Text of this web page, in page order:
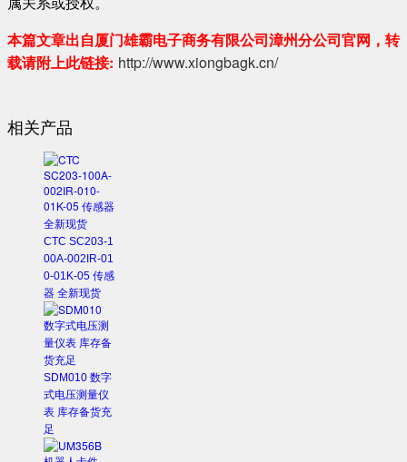
本篇文章出自厦门雄霸电子商务有限公司漳州分公司官网，转
载请附上此链接: http://www.xiongbagk.cn/
相关产品
CTC SC203-1
00A-002IR-01
0-01K-05 传感
器 全新现货
SDM010 数字
式电压测量仪
表 库存备货充
足